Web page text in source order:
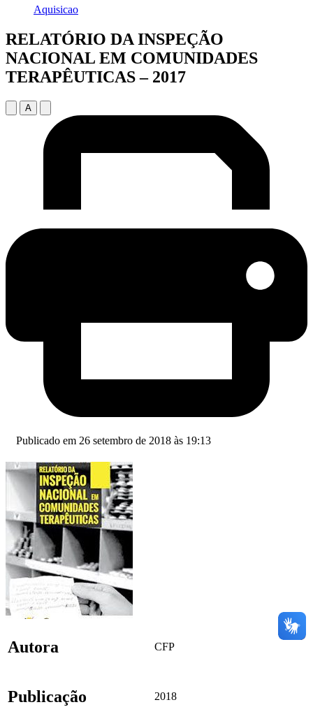
Aquisicao
RELATÓRIO DA INSPEÇÃO
NACIONAL EM COMUNIDADES
TERAPÊUTICAS – 2017
A
Publicado em 26 setembro de 2018 às 19:13
Autora CFP
Publicação 2018